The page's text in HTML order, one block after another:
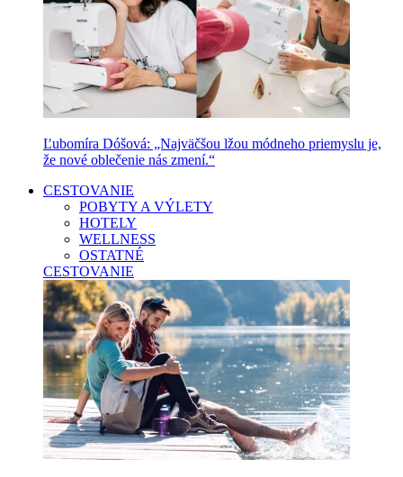
Ľubomíra Dóšová: „Najväčšou lžou módneho priemyslu je,
že nové oblečenie nás zmení.“
CESTOVANIE
POBYTY A VÝLETY
HOTELY
WELLNESS
OSTATNÉ
CESTOVANIE